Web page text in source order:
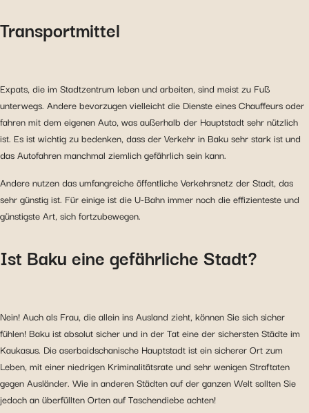
Transportmittel
Expats, die im Stadtzentrum leben und arbeiten, sind meist zu Fuß
unterwegs. Andere bevorzugen vielleicht die Dienste eines Chauffeurs oder
fahren mit dem eigenen Auto, was außerhalb der Hauptstadt sehr nützlich
ist. Es ist wichtig zu bedenken, dass der Verkehr in Baku sehr stark ist und
das Autofahren manchmal ziemlich gefährlich sein kann.
Andere nutzen das umfangreiche öffentliche Verkehrsnetz der Stadt, das
sehr günstig ist. Für einige ist die U-Bahn immer noch die effizienteste und
günstigste Art, sich fortzubewegen.
Ist Baku eine gefährliche Stadt?
Nein! Auch als Frau, die allein ins Ausland zieht, können Sie sich sicher
fühlen! Baku ist absolut sicher und in der Tat eine der sichersten Städte im
Kaukasus. Die aserbaidschanische Hauptstadt ist ein sicherer Ort zum
Leben, mit einer niedrigen Kriminalitätsrate und sehr wenigen Straftaten
gegen Ausländer. Wie in anderen Städten auf der ganzen Welt sollten Sie
jedoch an überfüllten Orten auf Taschendiebe achten!